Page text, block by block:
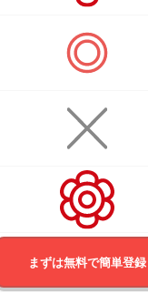
まずは無料で簡単登録